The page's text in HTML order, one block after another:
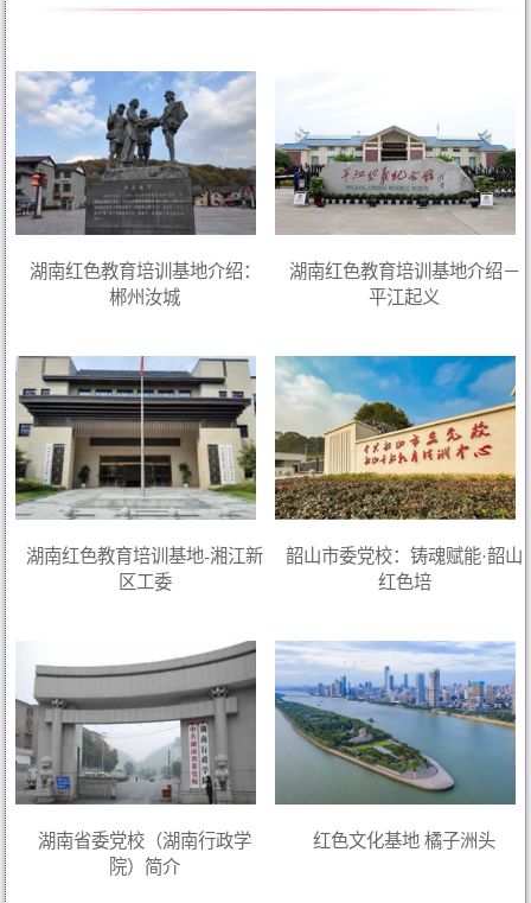
湖南红色教育培训基地介绍：
郴州汝城
湖南红色教育培训基地介绍－
平江起义
湖南红色教育培训基地-湘江新
区工委
韶山市委党校：铸魂赋能·韶山
红色培
湖南省委党校（湖南行政学
院）简介
红色文化基地 橘子洲头